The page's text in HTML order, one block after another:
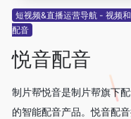
短视频&直播运营导航 - 视频
配音
悦音配音
制片帮悦音是制片帮旗下
的智能配音产品。悦音配